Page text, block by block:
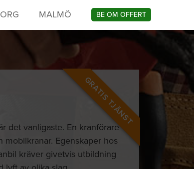
MALMÖ BE OM OFFERT
GRATIS TJÄNST
det vanligaste. En kranförare
mobilkranar. Egenskaper hos
kräver givetvis utbildning